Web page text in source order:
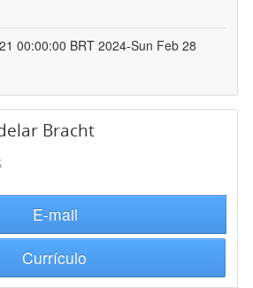
00:00:00 BRT 2024-Sun Feb 28
Bracht
E-mail
Currículo